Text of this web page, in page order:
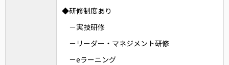
◆研修制度あり
－実技研修
－リーダー・マネジメント研修
－eラーニング